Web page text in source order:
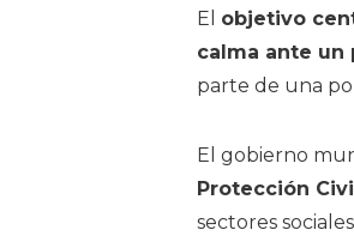
El objetivo
calma ante un
parte de una
El gobierno
Protección Civil
sectores